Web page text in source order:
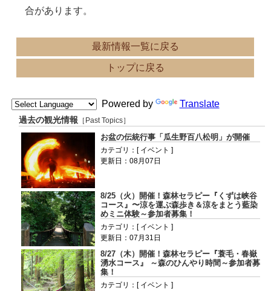
合があります。
最新情報一覧に戻る
トップに戻る
Powered by Translate
過去の観光情報 ［Past Topics］
お盆の伝統行事「瓜生野百八松明」が開催
カテゴリ：[ イベント ]
更新日：08月07日
8/25（火）開催！森林セラピー『くずは峡谷
コース』〜涼を運ぶ森歩き＆涼をまとう藍染
めミニ体験～参加者募集！
カテゴリ：[ イベント ]
更新日：07月31日
8/27（木）開催！森林セラピー『蓑毛・春嶽
湧水コース』 ～森のひんやり時間～参加者募
集！
カテゴリ：[ イベント ]